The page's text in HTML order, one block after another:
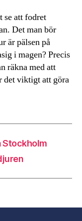
se att fodret
Det man bör
är pälsen på
i magen? Precis
räkna med att
det viktigt att göra
Stockholm